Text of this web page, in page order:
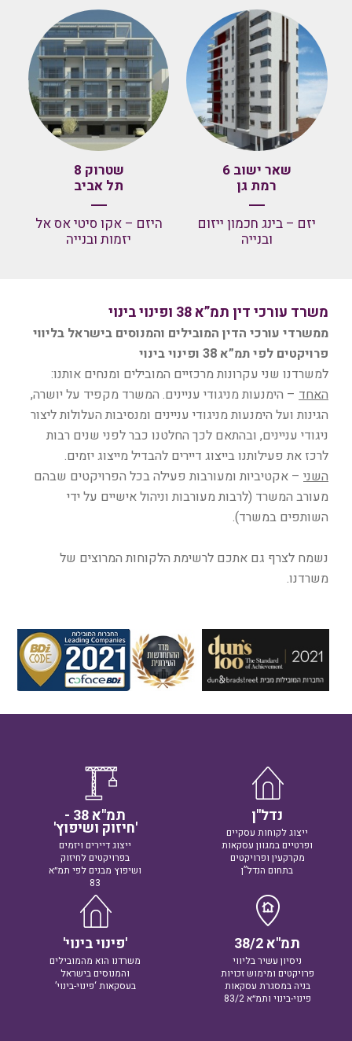
שאר ישוב 6
רמת גן
יזם – בינג חכמון ייזום
ובנייה
שטרוק 8
תל אביב
היזם – אקו סיטי אס אל
יזמות ובנייה
משרד עורכי דין תמ”א 38 ופינוי בינוי
ממשרדי עורכי הדין המובילים והמנוסים בישראל בליווי
פרויקטים לפי תמ”א 38 ופינוי בינוי
למשרדנו שני עקרונות מרכזיים המובילים ומנחים אותנו:
האחד – הימנעות מניגודי עניינים. המשרד מקפיד על יושרה,
הגינות ועל הימנעות מניגודי עניינים ומנסיבות העלולות ליצור
ניגודי עניינים, ובהתאם לכך החלטנו כבר לפני שנים רבות
לרכז את פעילותנו בייצוג דיירים להבדיל מייצוג יזמים.
השני – אקטיביות ומעורבות פעילה בכל הפרויקטים שבהם
מעורב המשרד (לרבות מעורבות וניהול אישיים על ידי
השותפים במשרד).
נשמח לצרף גם אתכם לרשימת הלקוחות המרוצים של
משרדנו.
נדל"ן
ייצוג לקוחות עסקיים
ופרטיים במגוון עסקאות
מקרקעין ופרויקטים
בתחום הנדל”ן
תמ"א 38 -
'חיזוק ושיפוץ'
ייצוג דיירים ויזמים
בפרויקטים לחיזוק
ושיפוץ מבנים לפי תמ״א
83
תמ"א 38/2
ניסיון עשיר בליווי
פרויקטים ומימוש זכויות
בניה במסגרת עסקאות
פינוי-בינוי ותמ״א 83/2
'פינוי בינוי'
משרדנו הוא מהמובילים
והמנוסים בישראל
בעסקאות ‘פינוי-בינוי’